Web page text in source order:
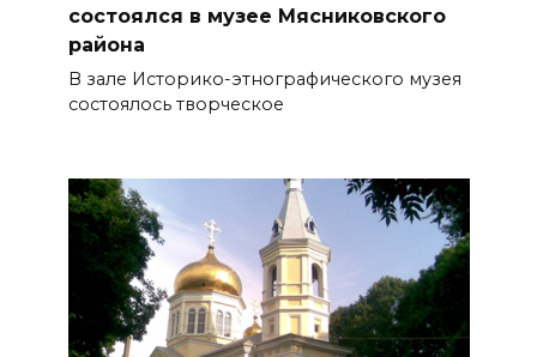
состоялся в музее Мясниковского
района
В зале Историко-этнографического музея
состоялось творческое